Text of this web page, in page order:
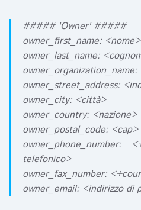
##### 'Owner' #####
owner_first_name: <nome>
owner_last_name:
owner_street_address:
owner_city: <città>
owner_country: <nazione>
owner_postal_code: <cap>
owner_phone_number:
telefonico>
owner_fax_number:
owner_email: <indirizzo di